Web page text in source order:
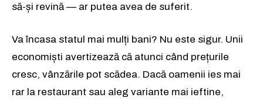
să-și revină — ar putea avea de suferit.
Va încasa statul mai mulți bani? Nu este sigur. Unii
economiști avertizează că atunci când prețurile
cresc, vânzările pot scădea. Dacă oamenii ies mai
rar la restaurant sau aleg variante mai ieftine,